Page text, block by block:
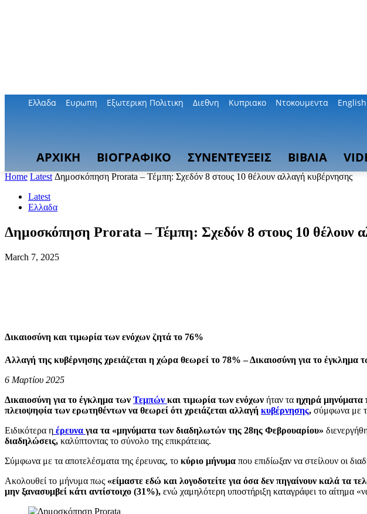
Ελλαδα Ευρωπη Εξωτερικη Πολιτικη Διεθνη Κυπριακο Ντοκουμεντα English
ΑΡΧΙΚΗ ΒΙΟΓΡΑΦΙΚΟ ΣΥΝΕΝΤΕΥΞΕΙΣ ΒΙΒΛΙΑ
Home Latest Δημοσκόπηση Prorata – Τέμπη: Σχεδόν 8 στους 10 θέλουν αλλαγή κυβέρνησης
Latest
Ελλαδα
Δημοσκόπηση Prorata – Τέμπη: Σχεδόν 8 στους 10 θέλουν
March 7, 2025
Δικαιοσύνη και τιμωρία των ενόχων ζητά το 76%
Αλλαγή της κυβέρνησης χρειάζεται η χώρα θεωρεί το 78% – Δικαιοσύνη για το
6 Μαρτίου 2025
Δικαιοσύνη για το έγκλημα των Τεμπών και τιμωρία των ενόχων ήταν τα ηχηρά μηνύματα
πλειοψηφία των ερωτηθέντων να θεωρεί ότι χρειάζεται αλλαγή κυβέρνησης, σύμφωνα με
Ειδικότερα η έρευνα για τα «μηνύματα των διαδηλωτών της 28ης Φεβρουαρίου»
διαδηλώσεις, καλύπτοντας το σύνολο της επικράτειας.
Σύμφωνα με τα αποτελέσματα της έρευνας, το κύριο μήνυμα που επιδίωξαν να στείλουν οι
Ακολουθεί το μήνυμα πως «είμαστε εδώ και λογοδοτείτε για όσα δεν πηγαίνουν καλά τα
μην ξανασυμβεί κάτι αντίστοιχο (31%), ενώ χαμηλότερη υποστήριξη καταγράφει το αίτημα